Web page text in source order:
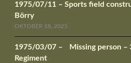
1975/07/11 – Sports field
Börry
OKTOBER 18, 2025
1975/03/07 – Missing person –
Regiment